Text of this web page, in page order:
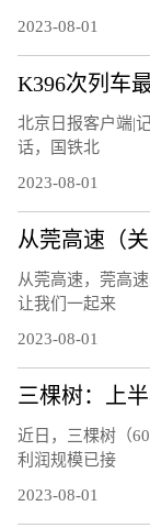
2023-08-01
北京日报客户端|
话，国铁北
2023-08-01
从莞高速（
从莞高速，莞高
让我们一起来
2023-08-01
三棵树：上
近日，三棵树（
利润规模已接
2023-08-01